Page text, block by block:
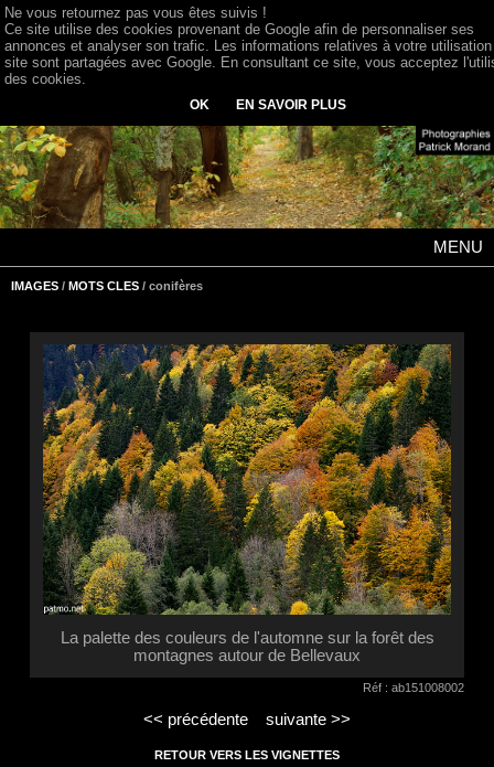
MENU
IMAGES / MOTS CLES / conifères
La palette des couleurs de l'automne sur la forêt des
montagnes autour de Bellevaux
Réf : ab151008002
<< précédente suivante >>
RETOUR VERS LES VIGNETTES
Ne vous retournez pas vous êtes suivis !
Ce site utilise des cookies provenant de Google afin de personnaliser ses
annonces et analyser son trafic. Les informations relatives à votre
site sont partagées avec Google. En consultant ce site, vous acceptez
des cookies.
OK EN SAVOIR PLUS